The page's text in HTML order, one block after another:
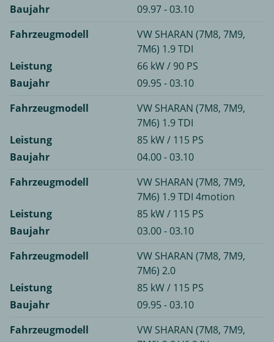
Baujahr
09.97 - 03.10
Fahrzeugmodell
VW SHARAN (7M8, 7M9,
7M6) 1.9 TDI
Leistung
66 kW / 90 PS
Baujahr
09.95 - 03.10
Fahrzeugmodell
VW SHARAN (7M8, 7M9,
7M6) 1.9 TDI
Leistung
85 kW / 115 PS
Baujahr
04.00 - 03.10
Fahrzeugmodell
VW SHARAN (7M8, 7M9,
7M6) 1.9 TDI 4motion
Leistung
85 kW / 115 PS
Baujahr
03.00 - 03.10
Fahrzeugmodell
VW SHARAN (7M8, 7M9,
7M6) 2.0
Leistung
85 kW / 115 PS
Baujahr
09.95 - 03.10
Fahrzeugmodell
VW SHARAN (7M8, 7M9,